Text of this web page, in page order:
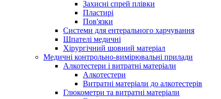
Захисні спрей плівки
Пластирі
Пов'язки
Системи для ентерального харчування
Шпателі медичні
Хірургічний шовний матеріал
Медичні контрольно-вимірювальні прилади
Алкотестери і витратні матеріали
Алкотестери
Витратні матеріали до алкотестерів
Глюкометри та витратні матеріали